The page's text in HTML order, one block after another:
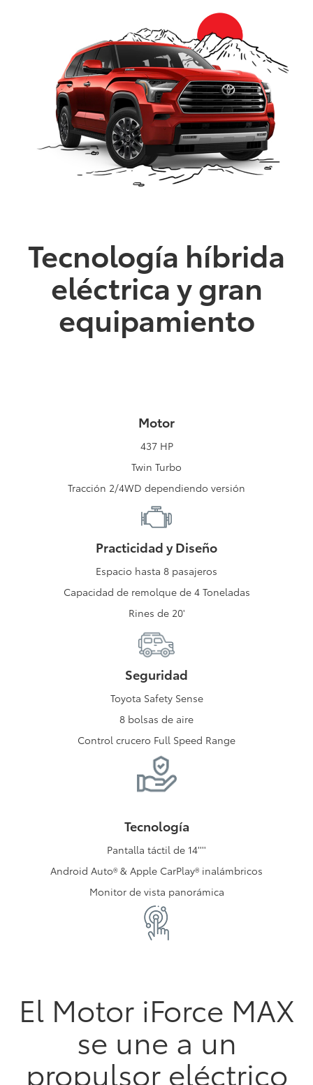
Tecnología híbrida
eléctrica y gran
equipamiento
Motor
437 HP
Twin Turbo
Tracción 2/4WD dependiendo versión
Practicidad y Diseño
Espacio hasta 8 pasajeros
Capacidad de remolque de 4 Toneladas
Rines de 20'
Seguridad
Toyota Safety Sense
8 bolsas de aire
Control crucero Full Speed Range
Tecnología
Pantalla táctil de 14''''
Android Auto® & Apple CarPlay® inalámbricos
Monitor de vista panorámica
El Motor iForce MAX
se une a un
propulsor eléctrico